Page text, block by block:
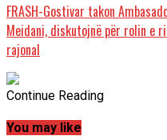
FRASH-Gostivar takon
Meidani, diskutojnë për rolin e
rajonal
Continue Reading
You may like